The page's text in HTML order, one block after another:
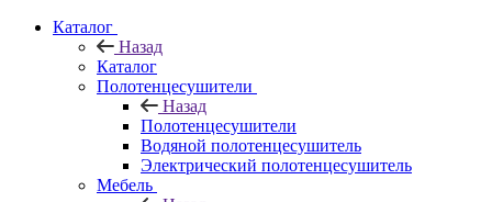
Каталог
Назад
Каталог
Полотенцесушители
Назад
Полотенцесушители
Водяной полотенцесушитель
Электрический полотенцесушитель
Мебель